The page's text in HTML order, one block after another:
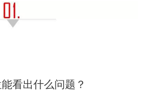
看出什么问题？